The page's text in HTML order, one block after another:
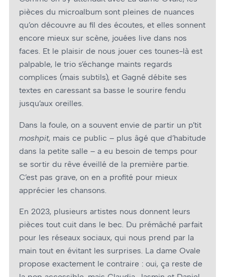
pièces du microalbum sont pleines de nuances
qu’on découvre au fil des écoutes, et elles sonnent
encore mieux sur scène, jouées live dans nos
faces. Et le plaisir de nous jouer ces tounes-là est
palpable, le trio s’échange maints regards
complices (mais subtils), et Gagné débite ses
textes en caressant sa basse le sourire fendu
jusqu’aux oreilles.
Dans la foule, on a souvent envie de partir un p’tit
moshpit, mais ce public – plus âgé que d’habitude
dans la petite salle – a eu besoin de temps pour
se sortir du rêve éveillé de la première partie.
C’est pas grave, on en a profité pour mieux
apprécier les chansons.
En 2023, plusieurs artistes nous donnent leurs
pièces tout cuit dans le bec. Du prémâché parfait
pour les réseaux sociaux, qui nous prend par la
main tout en évitant les surprises. La dame Ovale
propose exactement le contraire : oui, ça reste de